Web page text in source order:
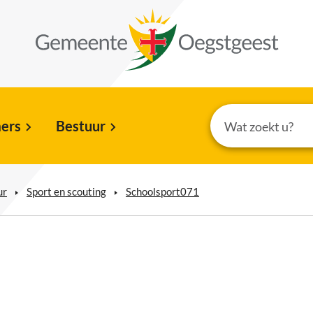
Bestuur
Sport en scouting Schoolsport071